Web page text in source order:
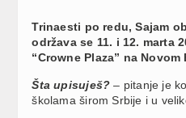
Trinaesti po redu, Sajam
održava se 11. i 12. marta
“Crowne Plaza” na Novom
Šta upisuješ? – pitanje je
školama širom Srbije i u